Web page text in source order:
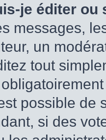
je éditer ou
messages,
un
tout
possible de
si des